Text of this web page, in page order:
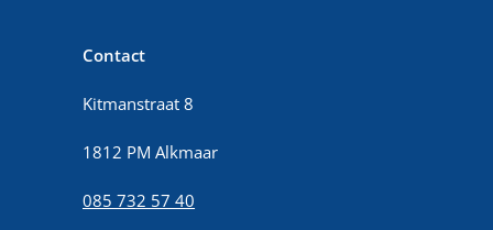
Contact
Kitmanstraat 8
1812 PM Alkmaar
085 732 57 40